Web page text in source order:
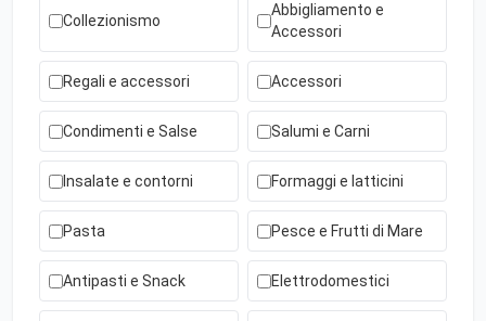
Collezionismo
Abbigliamento e
Accessori
Regali e accessori Accessori
Condimenti e Salse Salumi e Carni
Insalate e contorni Formaggi e latticini
Pasta Pesce e Frutti di Mare
Antipasti e Snack Elettrodomestici